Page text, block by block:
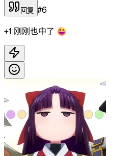
回复 #6
+1 刚刚也中了 😆